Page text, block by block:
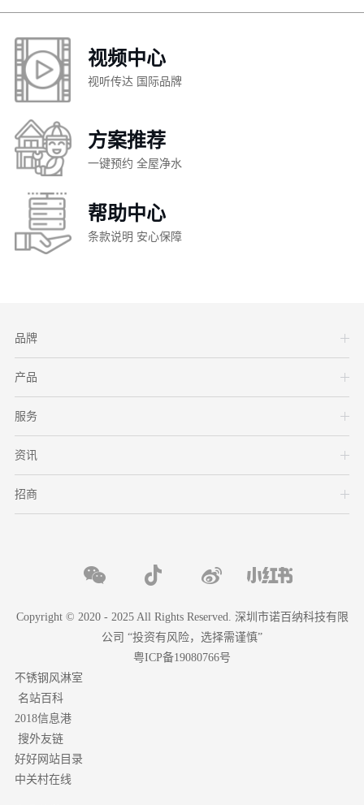
视频中心
视听传达 国际品牌
方案推荐
一键预约 全屋净水
帮助中心
条款说明 安心保障
品牌
产品
服务
资讯
招商
Copyright © 2020 - 2025 All Rights Reserved. 深圳市诺百纳科技有限
公司 “投资有风险，选择需谨慎”
粤ICP备19080766号
不锈钢风淋室
名站百科
2018信息港
搜外友链
好好网站目录
中关村在线